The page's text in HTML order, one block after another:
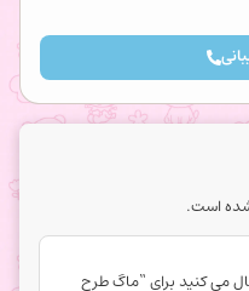
است.
می کنید برای “ماگ طرح